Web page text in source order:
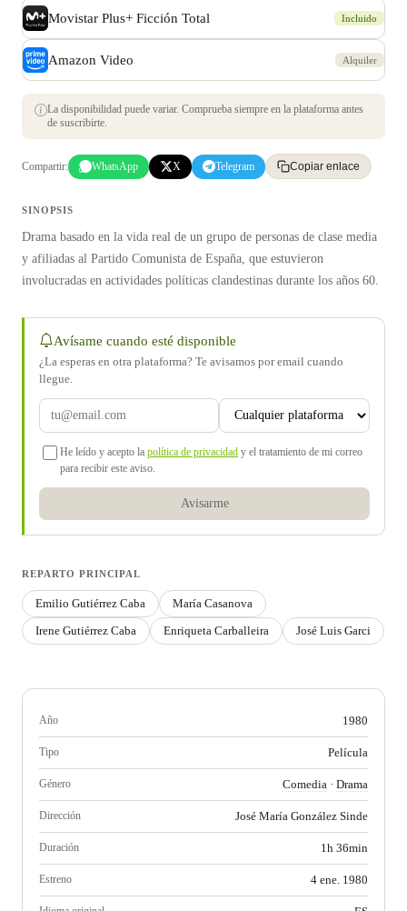
Movistar Plus+ Ficción Total Incluido
Amazon Video Alquiler
La disponibilidad puede variar. Comprueba siempre en la plataforma antes
de suscribirte.
Compartir: WhatsApp X Telegram Copiar enlace
SINOPSIS
Drama basado en la vida real de un grupo de personas de clase media
y afiliadas al Partido Comunista de España, que estuvieron
involucradas en actividades políticas clandestinas durante los años 60.
Avísame cuando esté disponible
¿La esperas en otra plataforma? Te avisamos por email cuando
llegue.
He leído y acepto la política de privacidad y el tratamiento de mi correo
para recibir este aviso.
Avisarme
REPARTO PRINCIPAL
Emilio Gutiérrez Caba
María Casanova
Irene Gutiérrez Caba
Enriqueta Carballeira José Luis Garci
Año 1980
Tipo Película
Género Comedia · Drama
Dirección José María González Sinde
Duración 1h 36min
Estreno 4 ene. 1980